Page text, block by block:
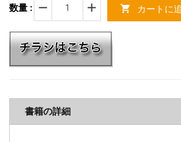
数量 : remove add shopping_cart カートに
書籍の詳細